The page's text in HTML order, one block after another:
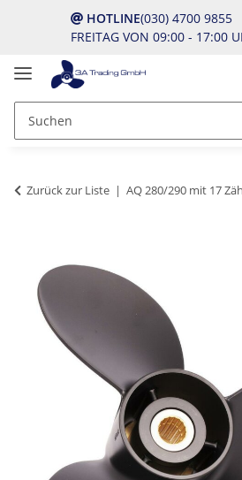
HOTLINE(030) 4700
FREITAG VON 09:00 - 17:00
Zurück zur Liste AQ 280/290 mit 17